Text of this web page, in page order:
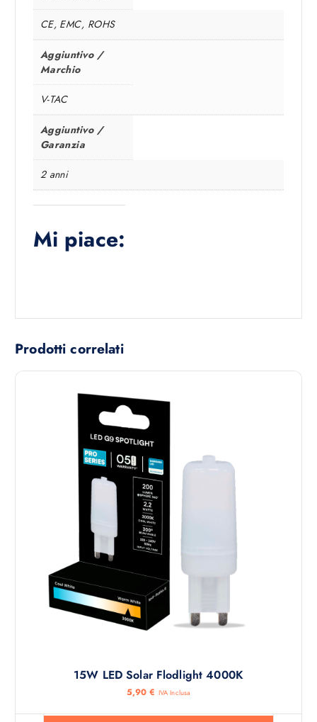
CE, EMC, ROHS
Aggiuntivo /
Marchio
V-TAC
Aggiuntivo /
Garanzia
2 anni
Mi piace:
Prodotti correlati
15W LED Solar Flodlight 4000K
5,90€ IVA Inclusa